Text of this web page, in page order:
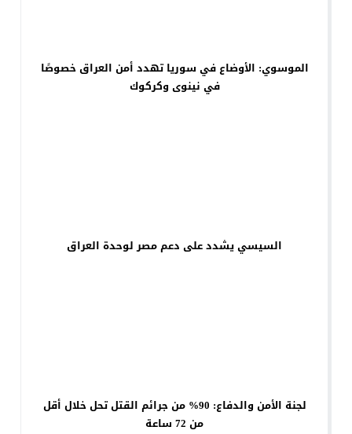
الموسوي: الأوضاع في سوريا تهدد أمن العراق خصوصًا
في نينوى وكركوك
السيسي يشدد على دعم مصر لوحدة العراق
لجنة الأمن والدفاع: 90% من جرائم القتل تحل خلال أقل
من 72 ساعة